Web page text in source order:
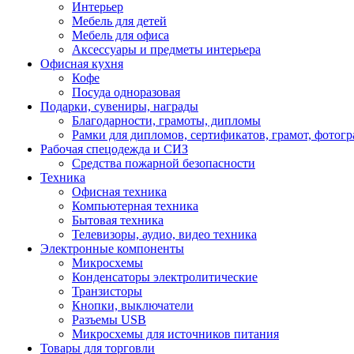
Интерьер
Мебель для детей
Мебель для офиса
Аксессуары и предметы интерьера
Офисная кухня
Кофе
Посуда одноразовая
Подарки, сувениры, награды
Благодарности, грамоты, дипломы
Рамки для дипломов, сертификатов, грамот,
Рабочая спецодежда и СИЗ
Средства пожарной безопасности
Техника
Офисная техника
Компьютерная техника
Бытовая техника
Телевизоры, аудио, видео техника
Электронные компоненты
Микросхемы
Конденсаторы электролитические
Транзисторы
Кнопки, выключатели
Разъемы USB
Микросхемы для источников питания
Товары для торговли